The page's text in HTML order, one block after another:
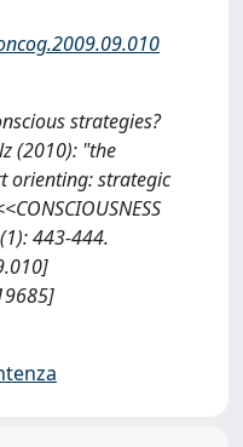
strategies?
(2010): "the
orienting: strategic
443-444.